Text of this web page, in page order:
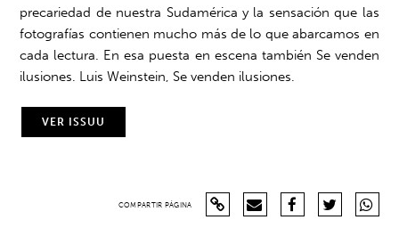
precariedad de nuestra Sudamérica y la sensación que las
fotografías contienen mucho más de lo que abarcamos en
cada lectura. En esa puesta en escena también Se venden
ilusiones. Luis Weinstein, Se venden ilusiones.
VER ISSUU
COMPARTIR PÁGINA